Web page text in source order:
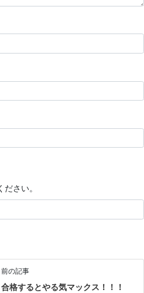
さい。
前の記事
合格するとやる気マックス！！！